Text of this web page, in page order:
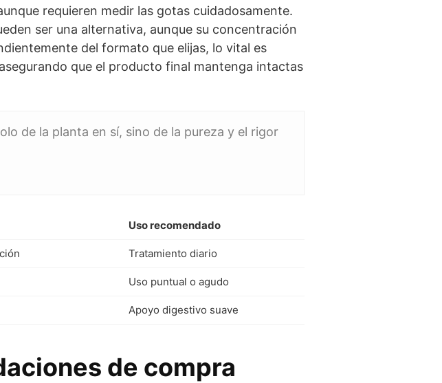
requieren medir las gotas cuidadosamente.
ser una alternativa, aunque su concentración
del formato que elijas, lo vital es
que el producto final mantenga intactas
de la planta en sí, sino de la pureza y el rigor
Uso recomendado
Tratamiento diario
Uso puntual o agudo
Apoyo digestivo suave
de compra